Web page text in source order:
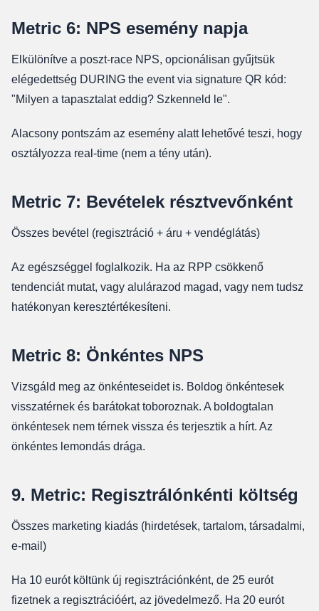
Metric 6: NPS esemény napja
Elkülönítve a poszt-race NPS, opcionálisan gyűjtsük
elégedettség DURING the event via signature QR kód:
"Milyen a tapasztalat eddig? Szkenneld le".
Alacsony pontszám az esemény alatt lehetővé teszi, hogy
osztályozza real-time (nem a tény után).
Metric 7: Bevételek résztvevőnként
Összes bevétel (regisztráció + áru + vendéglátás)
Az egészséggel foglalkozik. Ha az RPP csökkenő
tendenciát mutat, vagy alulárazod magad, vagy nem tudsz
hatékonyan keresztértékesíteni.
Metric 8: Önkéntes NPS
Vizsgáld meg az önkénteseidet is. Boldog önkéntesek
visszatérnek és barátokat toboroznak. A boldogtalan
önkéntesek nem térnek vissza és terjesztik a hírt. Az
önkéntes lemondás drága.
9. Metric: Regisztrálónkénti költség
Összes marketing kiadás (hirdetések, tartalom, társadalmi,
e-mail)
Ha 10 eurót költünk új regisztrációnként, de 25 eurót
fizetnek a regisztrációért, az jövedelmező. Ha 20 eurót